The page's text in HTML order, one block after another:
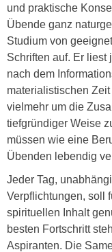
und praktische
Übende ganz
Studium von
Schriften auf. Er liest
nach dem
materialistischen
vielmehr um die
tiefgründiger Weise
müssen wie eine
Übenden lebendig
Jeder Tag,
Verpflichtungen, soll
spirituellen Inhalt
besten Fortschritt
Aspiranten. Die